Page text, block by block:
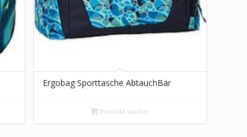
Ergobag Sporttasche AbtauchBär
Produkt kaufen